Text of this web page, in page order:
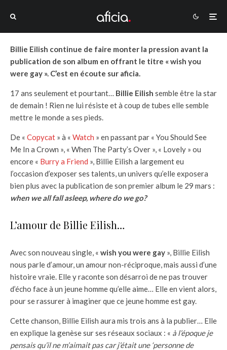
Billie Eilish continue de faire monter la pression avant la
publication de son album en offrant le titre « wish you
were gay ». C’est en écoute sur aficia.
17 ans seulement et pourtant… Billie Eilish semble être la star
de demain ! Rien ne lui résiste et à coup de tubes elle semble
mettre le monde a ses pieds.
De « Copycat » à « Watch » en passant par « You Should See
Me In a Crown », « When The Party’s Over », « Lovely » ou
encore « Burry a Friend », Billie Eilish a largement eu
l’occasion d’exposer ses talents, un univers qu’elle exposera
bien plus avec la publication de son premier album le 29 mars :
when we all fall asleep, where do we go?
L’amour de Billie Eilish…
Avec son nouveau single, « wish you were gay », Billie Eilish
nous parle d’amour, un amour non-réciproque, mais aussi d’une
histoire vraie. Elle y raconte son désarroi de ne pas trouver
d’écho face à un jeune homme qu’elle aime… Elle en vient alors,
pour se rassurer à imaginer que ce jeune homme est gay.
Cette chanson, Billie Eilish aura mis trois ans à la publier… Elle
en explique la genèse sur ses réseaux sociaux : « à l’époque je
pensais qu’il ne m’aimait pas car j’était une ‘personne de